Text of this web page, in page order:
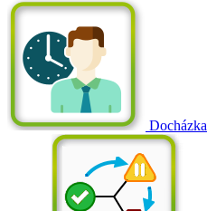
Docházka